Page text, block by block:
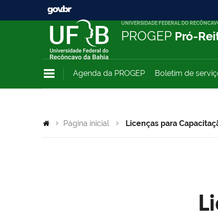
UNIVERSIDADE FEDERAL DO
PROGEP Pró-
Agenda da PROGEP Boletim de
Página inicial Licenças para